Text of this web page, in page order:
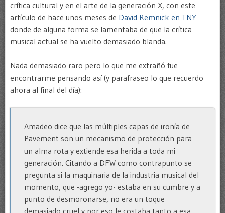
crítica cultural y en el arte de la generación X, con este
artículo de hace unos meses de David Remnick en TNY
donde de alguna forma se lamentaba de que la crítica
musical actual se ha vuelto demasiado blanda.
Nada demasiado raro pero lo que me extrañó fue
encontrarme pensando así (y parafraseo lo que recuerdo
ahora al final del día):
Amadeo dice que las múltiples capas de ironía de
Pavement son un mecanismo de protección para
un alma rota y extiende esa herida a toda mi
generación. Citando a DFW como contrapunto se
pregunta si la maquinaria de la industria musical del
momento, que -agrego yo- estaba en su cumbre y a
punto de desmoronarse, no era un toque